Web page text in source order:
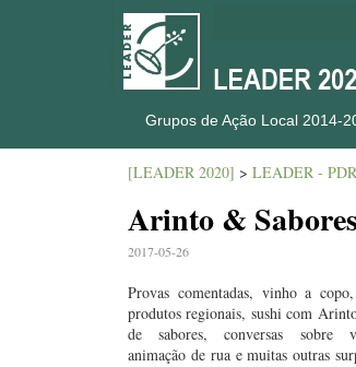
Grupos de Ação Local 2014-
[LEADER 2020] > LEADER -
Arinto &
2017-05-26
Provas comentadas, vinho a
produtos regionais, sushi com
de sabores, conversas sobre
animação de rua e muitas outras